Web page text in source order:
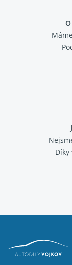
Citroen
Citroen Xsara
Citroen Xsara
Opel Vivaro
Opel Movano